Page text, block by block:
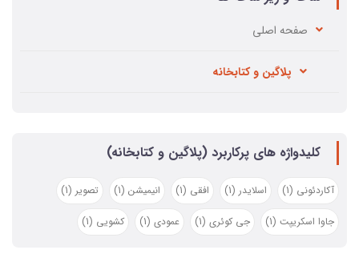
صفحه اصلي
پلاگین و کتابخانه
کلیدواژه های پرکاربرد (پلاگین و کتابخانه)
آکاردئونی (1) اسلایدر (1) افقی (1) انیمیشن (1) تصویر (1)
جاوا اسکریپت (1) جی کوئری (1) عمودی (1) کشویی (1)